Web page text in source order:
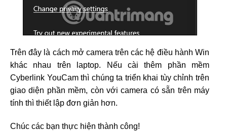
Trên đây là cách mở camera trên các hệ điều hành Win
khác nhau trên laptop. Nếu cài thêm phần mềm
Cyberlink YouCam thì chúng ta triển khai tùy chỉnh trên
giao diện phần mềm, còn với camera có sẵn trên máy
tính thì thiết lập đơn giản hơn.
Chúc các bạn thực hiện thành công!